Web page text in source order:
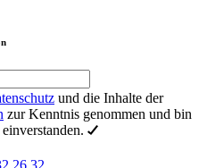
und die Inhalte der
zur Kenntnis genommen und bin